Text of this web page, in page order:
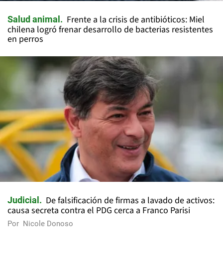
Salud animal
Frente a la crisis de antibióticos: Miel
chilena logró frenar desarrollo de bacterias resistentes
en perros
Judicial
De falsificación de firmas a lavado de activos:
causa secreta contra el PDG cerca a Franco Parisi
Por Nicole Donoso